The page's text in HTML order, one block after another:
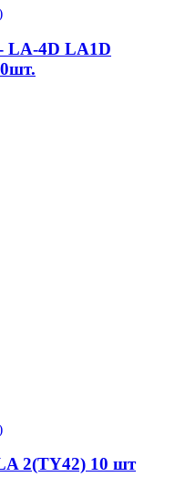
LA-4D LA1D
2(TY42) 10 шт